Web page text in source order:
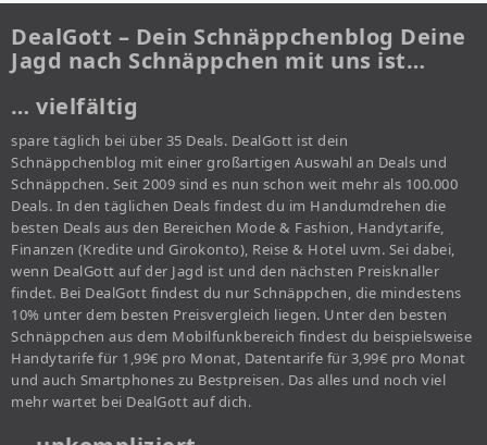
DealGott – Dein Schnäppchenblog Deine
Jagd nach Schnäppchen mit uns ist…
… vielfältig
spare täglich bei über 35 Deals. DealGott ist dein
Schnäppchenblog mit einer großartigen Auswahl an Deals und
Schnäppchen. Seit 2009 sind es nun schon weit mehr als 100.000
Deals. In den täglichen Deals findest du im Handumdrehen die
besten Deals aus den Bereichen Mode & Fashion, Handytarife,
Finanzen (Kredite und Girokonto), Reise & Hotel uvm. Sei dabei,
wenn DealGott auf der Jagd ist und den nächsten Preisknaller
findet. Bei DealGott findest du nur Schnäppchen, die mindestens
10% unter dem besten Preisvergleich liegen. Unter den besten
Schnäppchen aus dem Mobilfunkbereich findest du beispielsweise
Handytarife für 1,99€ pro Monat, Datentarife für 3,99€ pro Monat
und auch Smartphones zu Bestpreisen. Das alles und noch viel
mehr wartet bei DealGott auf dich.